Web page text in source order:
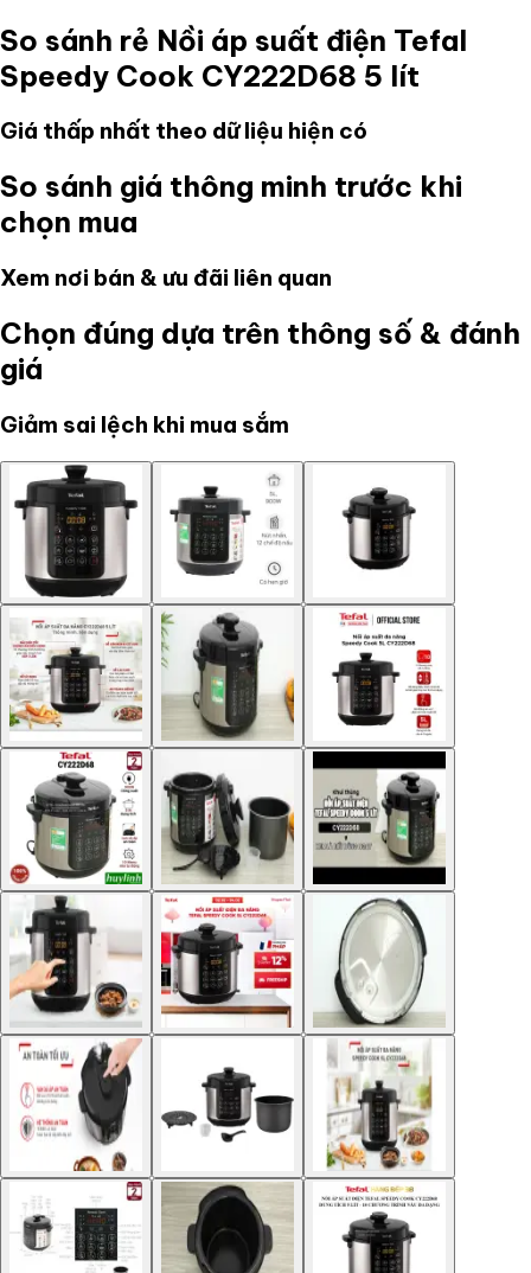
So sánh rẻ Nồi áp suất điện Tefal
Speedy Cook CY222D68 5 lít
Giá thấp nhất theo dữ liệu hiện có
So sánh giá thông minh trước khi
chọn mua
Xem nơi bán & ưu đãi liên quan
Chọn đúng dựa trên thông số & đánh
giá
Giảm sai lệch khi mua sắm